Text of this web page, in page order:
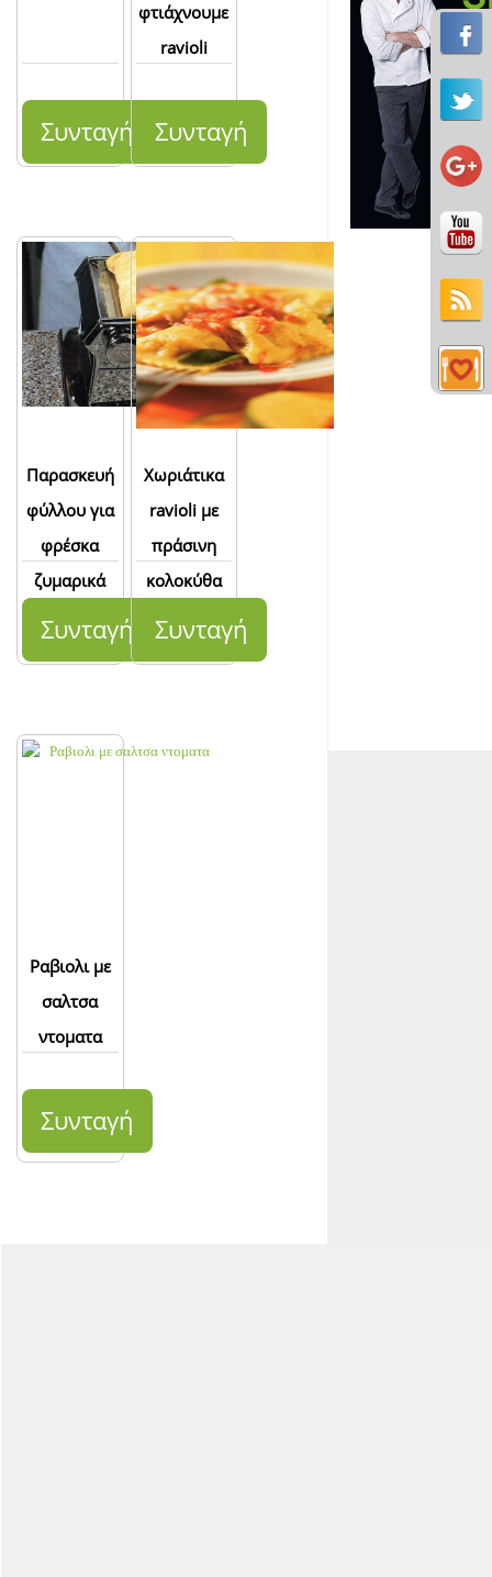
Συνταγή
φτιάχνουμε
ravioli
Συνταγή
Παρασκευή
φύλλου για
φρέσκα
ζυμαρικά
Συνταγή
Χωριάτικα
ravioli με
πράσινη
κολοκύθα
Συνταγή
Ραβιολι με
σαλτσα
ντοματα
Συνταγή